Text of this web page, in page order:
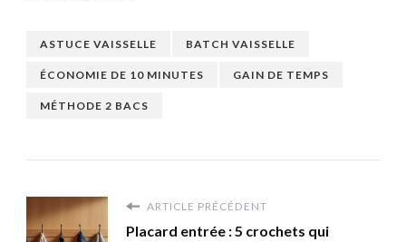
ASTUCE VAISSELLE BATCH VAISSELLE
ÉCONOMIE DE 10 MINUTES GAIN DE TEMPS
MÉTHODE 2 BACS
ARTICLE PRÉCÉDENT
Placard entrée : 5 crochets qui